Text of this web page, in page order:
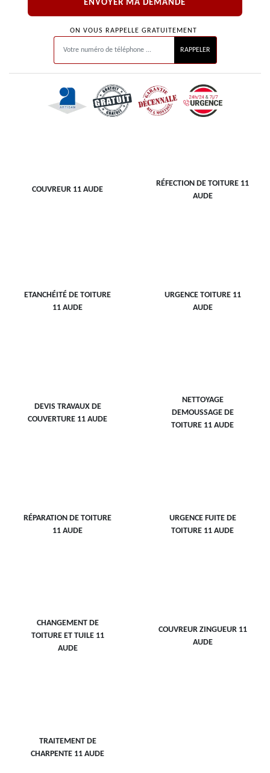
ON VOUS RAPPELLE GRATUITEMENT
COUVREUR 11 AUDE
RÉFECTION DE TOITURE 11
AUDE
ETANCHÉITÉ DE TOITURE
11 AUDE
URGENCE TOITURE 11
AUDE
DEVIS TRAVAUX DE
COUVERTURE 11 AUDE
NETTOYAGE
DEMOUSSAGE DE
TOITURE 11 AUDE
RÉPARATION DE TOITURE
11 AUDE
URGENCE FUITE DE
TOITURE 11 AUDE
CHANGEMENT DE
TOITURE ET TUILE 11
AUDE
COUVREUR ZINGUEUR 11
AUDE
TRAITEMENT DE
CHARPENTE 11 AUDE